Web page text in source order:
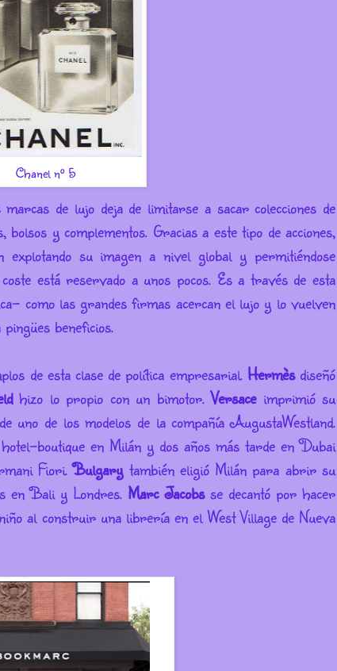
Chanel nº 5
de lujo deja de limitarse a sacar colecciones de
y complementos. Gracias a este tipo de acciones,
explotando su imagen a nivel global y permitiéndose
está reservado a unos pocos. Es a través de esta
como las grandes firmas acercan el lujo y lo vuelven
beneficios.
de esta clase de política empresarial. Hermèsdiseñó
hizo lo propio con un bimotor.Versaceimprimió su
uno de los modelos de la compañía AugustaWestland.
boutique en Milán y dos años más tarde en Dubai
Fiori.Bulgarytambién eligió Milán para abrir su
en Bali y Londres. Marc Jacobsse decantó por hacer
al construir una librería en el West Village de Nueva